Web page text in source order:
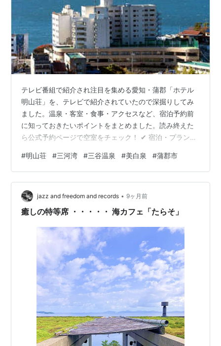
テレビ番組で紹介され注目を集める愛知・蒲郡「ホテル
明山荘」を、テレビで紹介されていたので深掘りしてみ
ました。温泉・客室・食事・アクセスなど、宿泊予約前
に知っておきたいポイントをまとめました。読み終えた
ら公式予約ページで空室をチェック！ ✔︎ 宿泊・プランを
山荘”の注目ポイント 番組で取り上げられたのは主に「三
河湾の絶景」「美肌に効く温泉」「体にやさしい取り組
み」の3点。実際に宿の公式情報を基に、それぞれを深掘
りしました。 🌊 絶景ロケーション 三河湾国定公園に面
したロケーションで、客室や館内から海が一望できま
#明山荘 #三河湾 #三谷温泉 #美白泉 #蒲郡市
jazz and freedom and records • 9ヶ月前
癒しの特等席 ・・・・・ 海カフェ「たらそ」